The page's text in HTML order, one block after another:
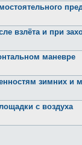
взлёта и при
маневре
зимних и
с воздуха